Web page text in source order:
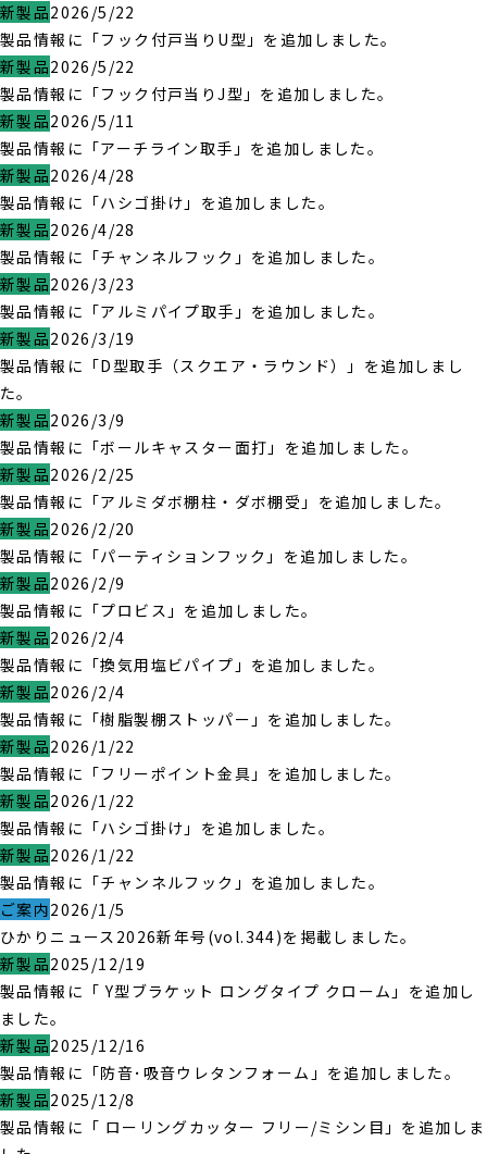
新製品2026/5/22
製品情報に「フック付戸当りU型」を追加しました。
新製品2026/5/22
製品情報に「フック付戸当りJ型」を追加しました。
新製品2026/5/11
製品情報に「アーチライン取手」を追加しました。
新製品2026/4/28
製品情報に「ハシゴ掛け」を追加しました。
新製品2026/4/28
製品情報に「チャンネルフック」を追加しました。
新製品2026/3/23
製品情報に「アルミパイプ取手」を追加しました。
新製品2026/3/19
製品情報に「D型取手（スクエア・ラウンド）」を追加しまし
た。
新製品2026/3/9
製品情報に「ボールキャスター面打」を追加しました。
新製品2026/2/25
製品情報に「アルミダボ棚柱・ダボ棚受」を追加しました。
新製品2026/2/20
製品情報に「パーティションフック」を追加しました。
新製品2026/2/9
製品情報に「プロビス」を追加しました。
新製品2026/2/4
製品情報に「換気用塩ビパイプ」を追加しました。
新製品2026/2/4
製品情報に「樹脂製棚ストッパー」を追加しました。
新製品2026/1/22
製品情報に「フリーポイント金具」を追加しました。
新製品2026/1/22
製品情報に「ハシゴ掛け」を追加しました。
新製品2026/1/22
製品情報に「チャンネルフック」を追加しました。
ご案内2026/1/5
ひかりニュース2026新年号(vol.344)を掲載しました。
新製品2025/12/19
製品情報に「 Y型ブラケット ロングタイプ クローム」を追加し
ました。
新製品2025/12/16
製品情報に「防音･吸音ウレタンフォーム」を追加しました。
新製品2025/12/8
製品情報に「 ローリングカッター フリー/ミシン目」を追加しま